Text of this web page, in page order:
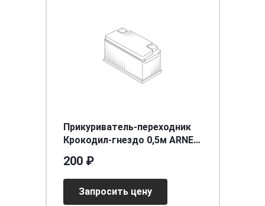
Прикуриватель-переходник
Крокодил-гнездо 0,5м ARNEZI
200 ₽
Запросить цену